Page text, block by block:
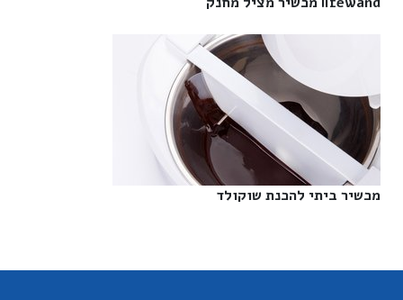
מכשיר ביתי להכנת שוקולד‎